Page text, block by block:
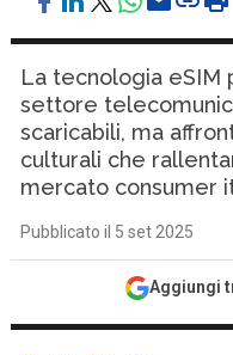
La tecnologia
settore
scaricabili, ma
culturali che
mercato consumer
Pubblicato il 5 set 2025
Aggiungi